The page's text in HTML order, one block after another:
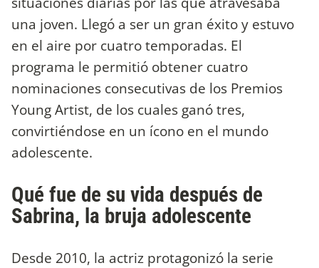
una joven. Llegó a ser un gran éxito y estuvo
en el aire por cuatro temporadas. El
programa le permitió obtener cuatro
nominaciones consecutivas de los Premios
Young Artist, de los cuales ganó tres,
convirtiéndose en un ícono en el mundo
adolescente.
Qué fue de su vida después de
Sabrina, la bruja adolescente
Desde 2010, la actriz protagonizó la serie